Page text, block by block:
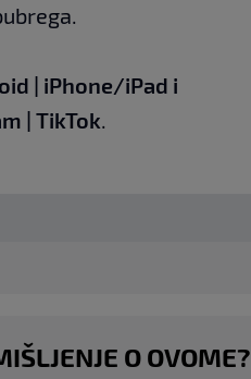
| iPhone/iPad i
| TikTok
O OVOME?